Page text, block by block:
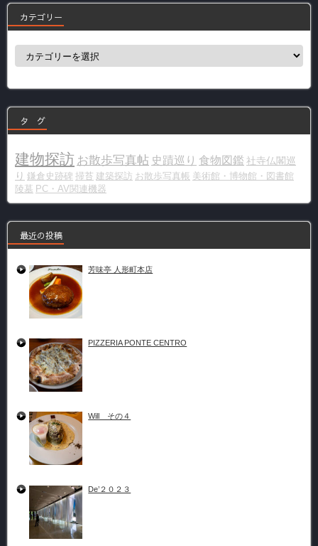
カテゴリー
カ
ー
タ グ
建物探訪 お散歩写真帖 史蹟巡り 食物図鑑 社寺仏閣巡
り 鎌倉史跡碑 掃苔 建築探訪 お散歩写真帳 美術館・博物館・図書館
陵墓 PC・AV関連機器
最近の投稿
芳味亭 人形町本店
PIZZERIA PONTE CENTRO
Will その４
De’２０２３